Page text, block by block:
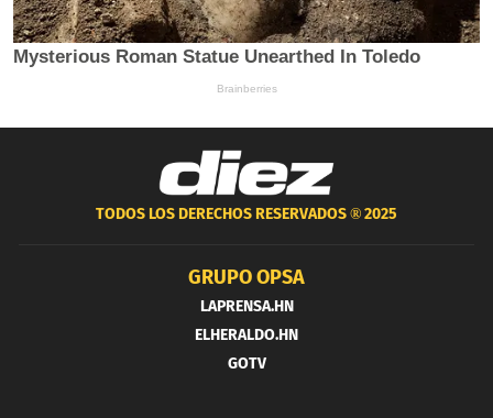
TODOS LOS DERECHOS RESERVADOS ®2025
GRUPO OPSA
LAPRENSA.HN
ELHERALDO.HN
GOTV